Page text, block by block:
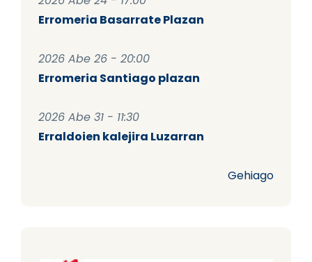
Erromeria Basarrate Plazan
2026 Abe 26 - 20:00
Erromeria Santiago plazan
2026 Abe 31 - 11:30
Erraldoien kalejira Luzarran
Gehiago